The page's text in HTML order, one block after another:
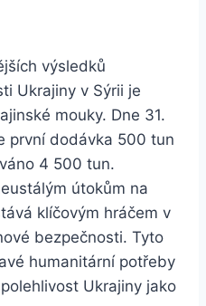
výsledků
Ukrajiny v Sýrii je
mouky. Dne 31.
první dodávka 500 tun
4 500 tun.
útokům na
klíčovým hráčem v
bezpečnosti. Tyto
humanitární potřeby
Ukrajiny jako